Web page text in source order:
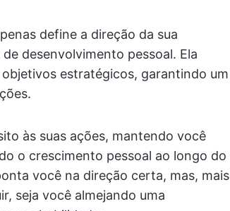
define a direção da sua
desenvolvimento pessoal. Ela
estratégicos, garantindo um
às suas ações, mantendo você
o crescimento pessoal ao longo do
você na direção certa, mas, mais
seja você almejando uma